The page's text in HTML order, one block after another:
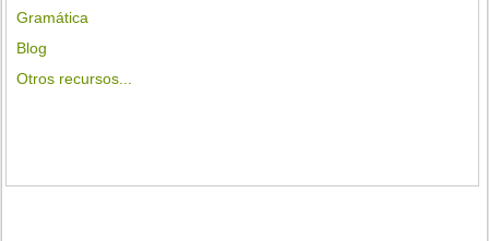
Gramática
Blog
Otros recursos...